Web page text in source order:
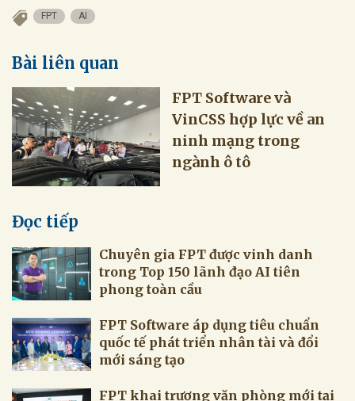
FPT AI
Bài liên quan
VinCSS hợp lực về an
ninh mạng trong
Đọc tiếp
trong Top 150 lãnh đạo AI tiên
quốc tế phát triển nhân tài và đổi